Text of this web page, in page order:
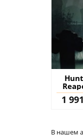
1
В нашем